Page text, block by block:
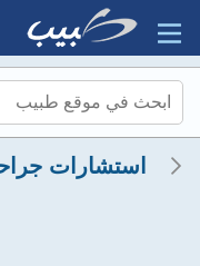
استشارات